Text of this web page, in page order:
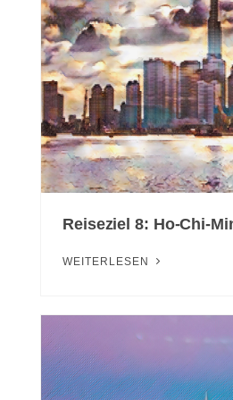
Reiseziel 8: Ho-Chi-
WEITERLESEN